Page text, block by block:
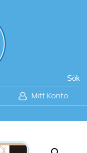
Sök
Mitt Konto